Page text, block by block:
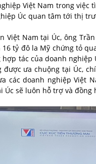
Việt Nam trong
Úc quan tâm tới thị
Việt Nam tại Úc, ông
16 tỷ đô la Mỹ chứng tỏ
tác của doanh nghiệp
được ưa chuộng tại Úc,
các doanh nghiệp Việt
Úc sẽ luôn hỗ trợ và